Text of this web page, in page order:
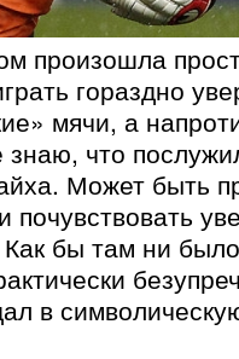
произошла
гораздно
мячи, а
что
Может быть
почувствовать
бы там ни
в